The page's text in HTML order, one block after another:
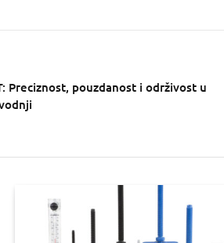
Preciznost, pouzdanost i održivost u